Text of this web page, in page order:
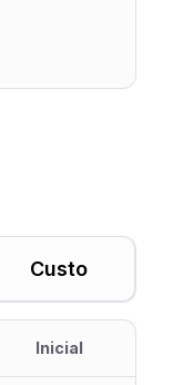
Custo
Inicial